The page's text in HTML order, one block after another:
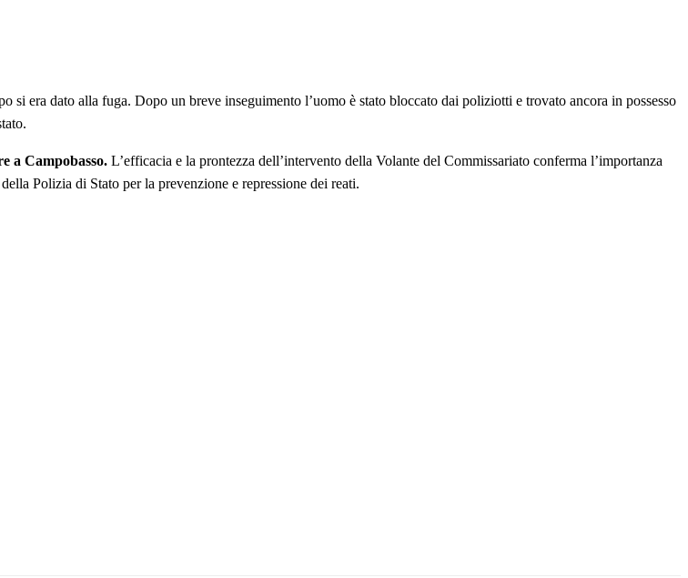
si era dato alla fuga. Dopo un breve inseguimento l’uomo è stato bloccato dai poliziotti e trovato ancora in possesso
a Campobasso. L’efficacia e la prontezza dell’intervento della Volante del Commissariato conferma l’importanza
Polizia di Stato per la prevenzione e repressione dei reati.